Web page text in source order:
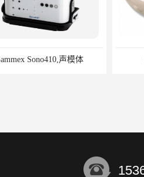
CIRS 011A乳腺模体